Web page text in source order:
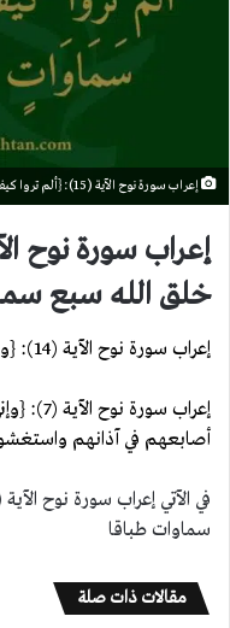
إعراب سورة نوح الآية (15): {ألم تروا كيف خلق الله سبع سماوات طباقا}
خلق الله سبع
إعراب سورة نوح الآية (14): {وقد خلقكم أطوارا}
إعراب
أصابعهم في آذانهم
سماوات طباقا
مقالات ذات صلة